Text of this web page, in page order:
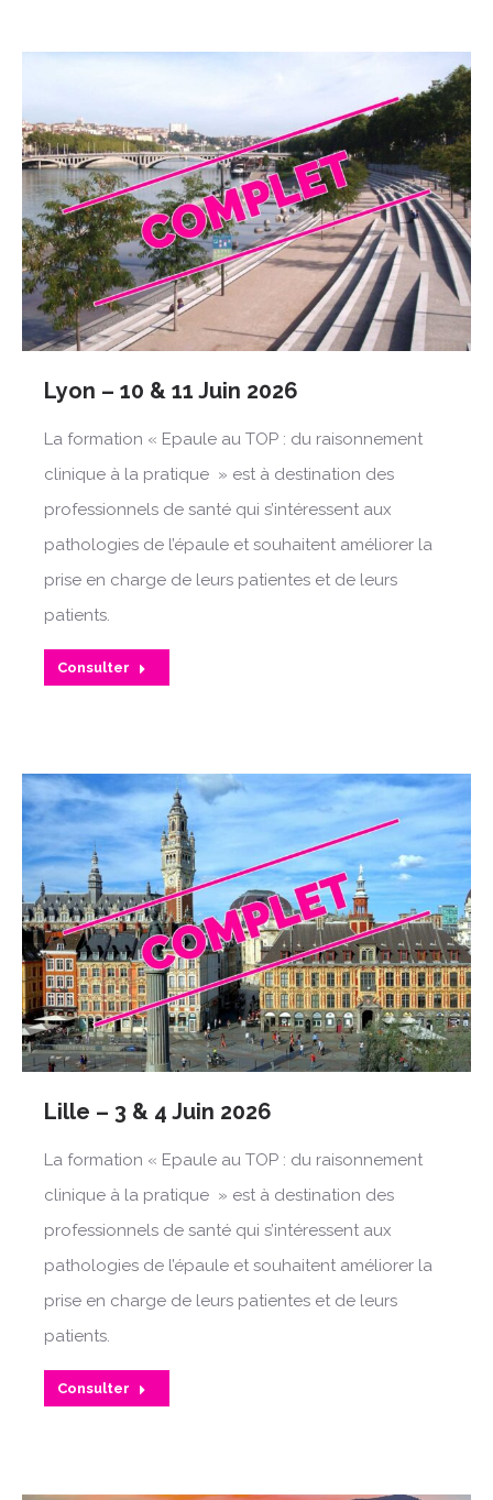
Lyon – 10 & 11 Juin 2026
La formation « Epaule au TOP : du raisonnement
clinique à la pratique » est à destination des
professionnels de santé qui s’intéressent aux
pathologies de l’épaule et souhaitent améliorer la
prise en charge de leurs patientes et de leurs
patients.
Consulter
Lille – 3 & 4 Juin 2026
La formation « Epaule au TOP : du raisonnement
clinique à la pratique » est à destination des
professionnels de santé qui s’intéressent aux
pathologies de l’épaule et souhaitent améliorer la
prise en charge de leurs patientes et de leurs
patients.
Consulter